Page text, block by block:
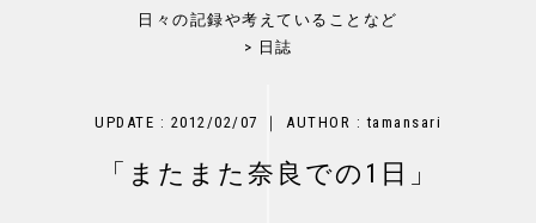
日々の記録や考えていることなど
> 日誌
UPDATE : 2012/02/07 ｜ AUTHOR : tamansari
「またまた奈良での1日」